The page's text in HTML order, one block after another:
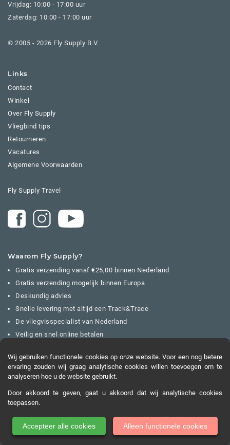
Vrijdag: 10:00 - 17:00 uur
Zaterdag: 10:00 - 17:00 uur
© 2005 - 2026 Fly Supply B.V.
Links
Contact
Winkel
Over Fly Supply
Vliegbind tips
Retourneren
Vacatures
Algemene Voorwaarden
Fly Supply Travel
Waarom Fly Supply?
Gratis verzending vanaf €25,00 binnen Nederland
Gratis verzending mogelijk binnen Europa
Deskundig advies
Snelle levering met altijd een Track&Trace
De vliegvisspecialist van Nederland
Veilig en snel online betalen
Wij gebruiken functionele cookies op onze website. Voor een nog betere
ervaring zouden wij graag analytische cookies willen toevoegen om te
analyseren hoe u de website gebruikt.
Door akkoord te geven, gaat u akkoord dat wij analytische cookies
toepassen.
Accepteer alle cookies Alleen functionele cookies